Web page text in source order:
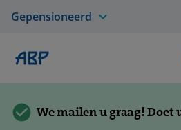
Gepensioneerd
We mailen u graag! Doet